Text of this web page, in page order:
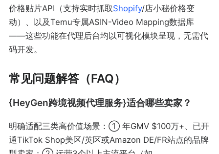
价格贴片API（支持实时抓取Shopify/店小秘价格变
动）、以及Temu专属ASIN-Video Mapping数据库
——这些功能在代理后台均以可视化模块呈现，无需代
码开发。
常见问题解答（FAQ）
{HeyGen跨境视频代理服务}适合哪些卖家？
明确适配三类高价值场景：① 年GMV $100万+、已开
通TikTok Shop美区/英区或Amazon DE/FR站点的品牌